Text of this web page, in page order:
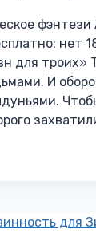
фэнтези
нет
для троих»
И